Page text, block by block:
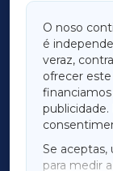
O noso
é
veraz,
ofrecer
publicidade.
Se aceptas,
para medir